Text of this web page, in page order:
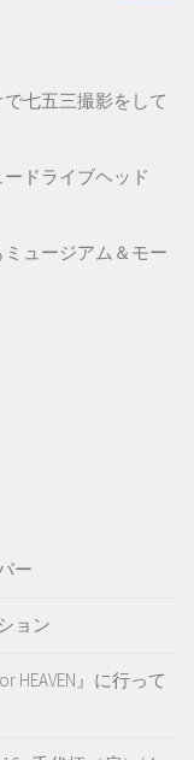
七五三撮影をして
ドライブヘッド
ュージアム＆モー
ー
ョン
HEAVEN』に行って